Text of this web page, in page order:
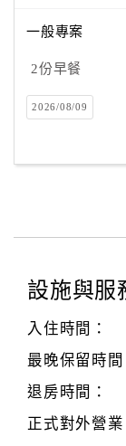
一般專案
2份早餐
2026/08/09
設施與服
入住時間：
最晚保留時間
退房時間：
正式對外營業